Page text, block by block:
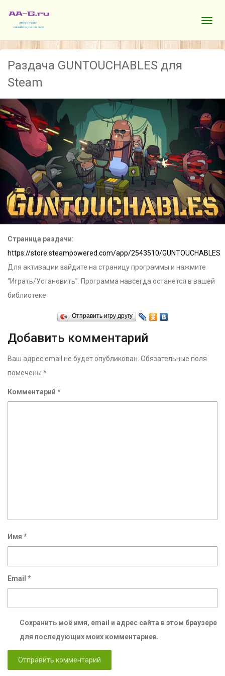
Раздача GUNTOUCHABLES для
Steam
Страница раздачи:
https://store.steampowered.com/app/2543510/GUNTOUCHABLES
Для активации зайдите на страницу программы и нажмите
“Играть/Установить”. Программа навсегда останется в вашей
библиотеке
Отправить игру другу
Добавить комментарий
Ваш адрес email не будет опубликован. Обязательные поля
помечены *
Комментарий *
Имя *
Email *
Сохранить моё имя, email и адрес сайта в этом браузере
для последующих моих комментариев.